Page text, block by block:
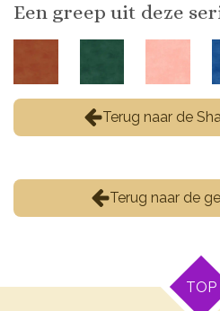
Een greep uit deze
Terug naar de
Terug naar de
TOP